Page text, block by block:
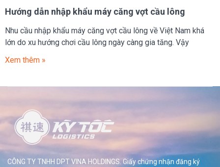
Hướng dẫn nhập khẩu máy căng vợt cầu lông
Nhu cầu nhập khẩu máy căng vợt cầu lông về Việt Nam khá
lớn do xu hướng chơi cầu lông ngày càng gia tăng. Vậy
Xem thêm »
CÔNG TY TNHH DPT VINA HOLDINGS. Giấy chứng nhận đăng ký